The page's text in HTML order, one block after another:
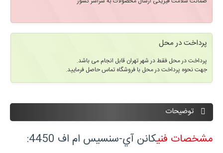
پرداخت در محل
پرداخت در محل فقط در شهر تهران قابل انجام می باشد.
جهت نحوه پرداخت در محل با فروشگاه تماس حاصل فرمایید.
توضیحات
مشخصات فنیکانن آي-سنسيس ام اف 4450: